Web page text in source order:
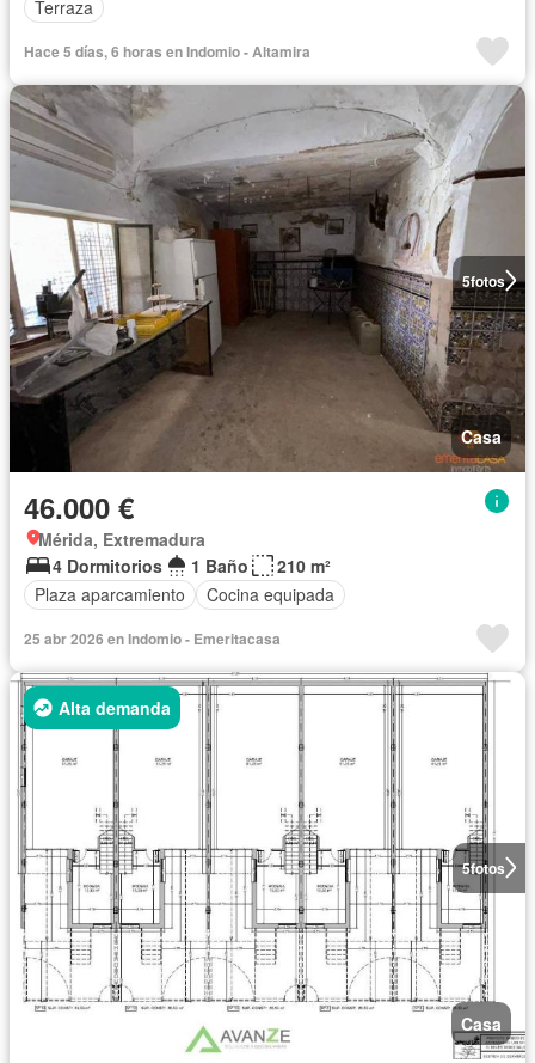
Terraza
Hace 5 días, 6 horas en Indomio - Altamira
5fotos
Casa
46.000 €
Mérida, Extremadura
4 Dormitorios
1 Baño
210 m²
Plaza aparcamiento
Cocina equipada
25 abr 2026 en Indomio - Emeritacasa
5fotos
Alta demanda
Casa